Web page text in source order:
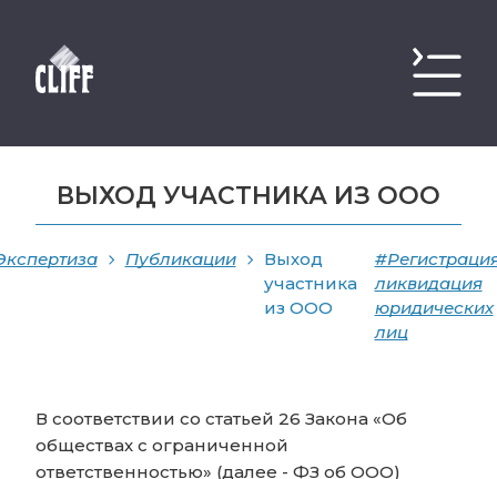
ВЫХОД УЧАСТНИКА ИЗ ООО
Публикации
Выход
участника
из ООО
ликвидация
юридических
лиц
В соответствии со статьей 26 Закона «Об
обществах с ограниченной
ответственностью» (далее - ФЗ об ООО)